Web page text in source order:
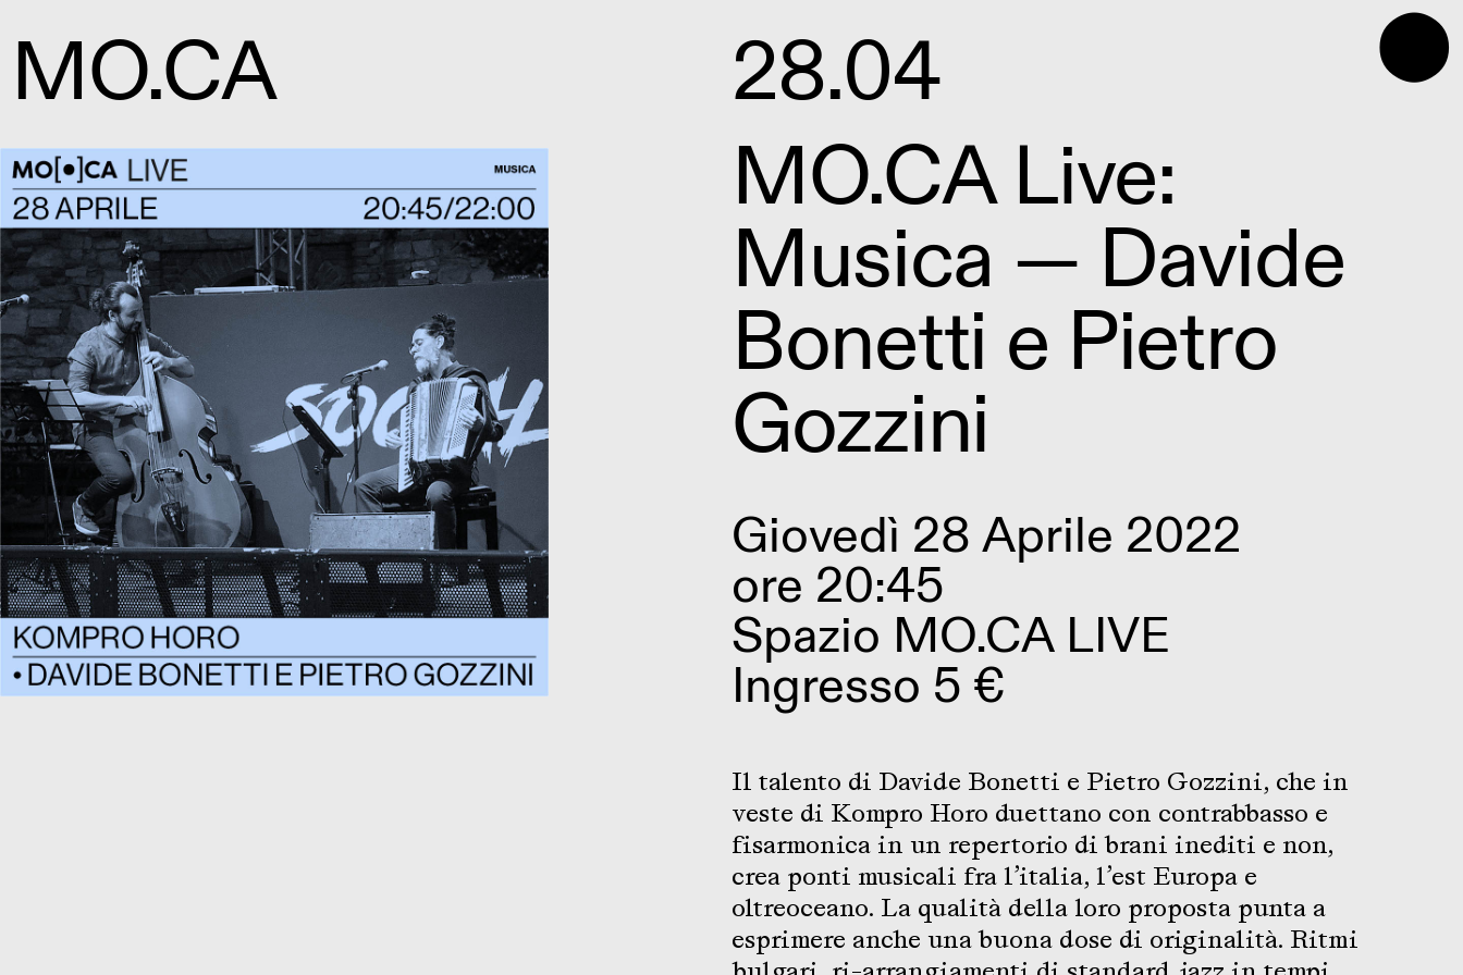
⬤
MO.CA
28.04
MO.CA Live:
Musica — Davide
Bonetti e Pietro
Gozzini
Giovedì 28 Aprile 2022
ore 20:45
Spazio MO.CA LIVE
Ingresso 5 €
Il talento di Davide Bonetti e Pietro Gozzini, che in
veste di Kompro Horo duettano con contrabbasso e
fisarmonica in un repertorio di brani inediti e non,
crea ponti musicali fra l’italia, l’est Europa e
oltreoceano. La qualità della loro proposta punta a
esprimere anche una buona dose di originalità. Ritmi